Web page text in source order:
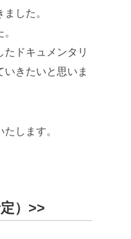
した。
。
ドキュメンタリ
いきたいと思いま
します。
）>>